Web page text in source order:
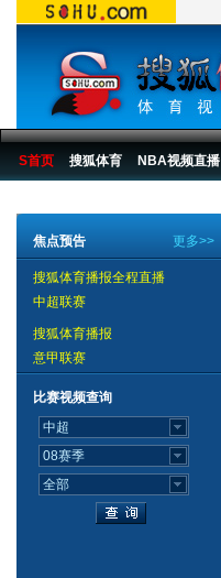
S首页 搜狐体育 NBA视频直播
更多>>
焦点预告
搜狐体育播报全程直播
中超联赛
搜狐体育播报
意甲联赛
比赛视频查询